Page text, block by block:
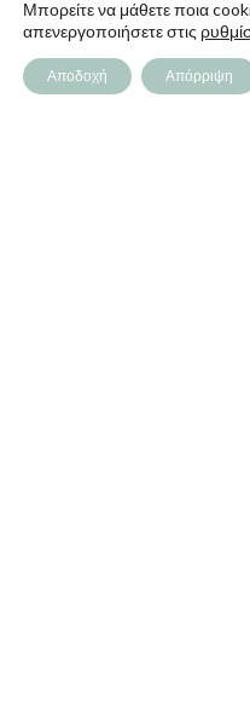
Κυριακή: Κλειστά
Μπορείτε να μάθετε ποια
απενεργοποιήσετε στις
Αποδοχή Απόρριψη